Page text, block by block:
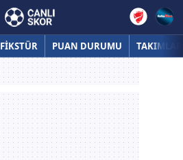
FİKSTÜR PUAN DURUMU TAKIMLAR